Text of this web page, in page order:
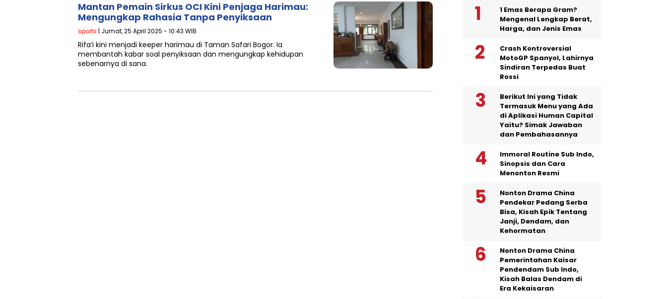
Mantan Pemain Sirkus OCI Kini Penjaga Harimau:
Mengungkap Rahasia Tanpa Penyiksaan
sports | Jumat, 25 April 2025 - 10:43 WIB
Rifa’i kini menjadi keeper harimau di Taman Safari Bogor. Ia
membantah kabar soal penyiksaan dan mengungkap kehidupan
sebenarnya di sana.
1 Emas Berapa Gram?
Mengenal Lengkap Berat,
Harga, dan Jenis Emas
Crash Kontroversial
MotoGP Spanyol, Lahirnya
Sindiran Terpedas Buat
Rossi
Berikut Ini yang Tidak
Termasuk Menu yang Ada
di Aplikasi Human Capital
Yaitu? Simak Jawaban
dan Pembahasannya
Immoral Routine Sub Indo,
Sinopsis dan Cara
Menonton Resmi
Nonton Drama China
Pendekar Pedang Serba
Bisa, Kisah Epik Tentang
Janji, Dendam, dan
Kehormatan
Nonton Drama China
Pemerintahan Kaisar
Pendendam Sub Indo,
Kisah Balas Dendam di
Era Kekaisaran